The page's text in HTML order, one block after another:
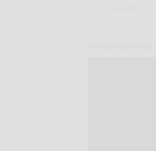
Obsah balení a